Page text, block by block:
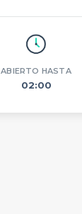
ABIERTO HASTA
02:00